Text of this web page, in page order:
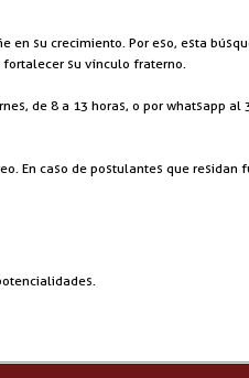
su crecimiento. Por eso, esta
fortalecer su vínculo fraterno.
de 8 a 13 horas, o por whatsapp al
En caso de postulantes que residan